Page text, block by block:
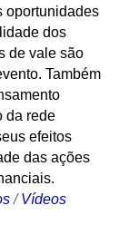
oportunidades
dos
de vale são
Também
da rede
efeitos
das ações
/Vídeos